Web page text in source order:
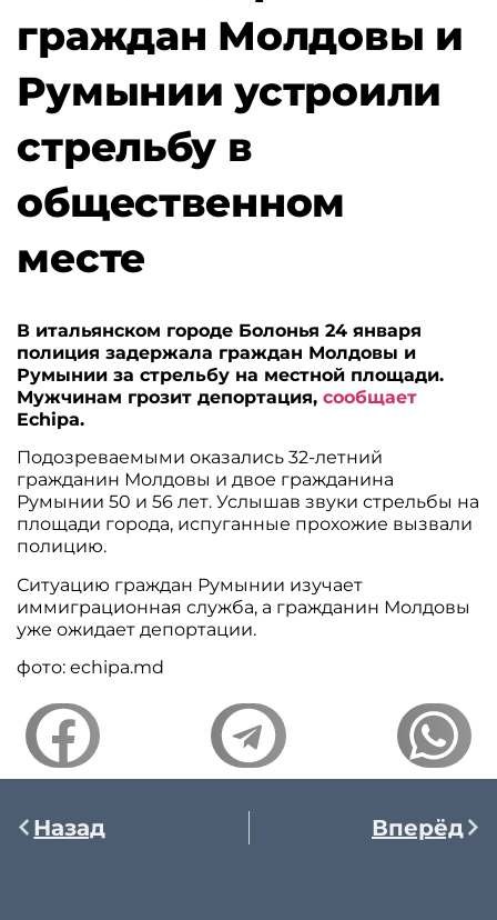
граждан Молдовы и
Румынии устроили
стрельбу в
общественном
месте
В итальянском городе Болонья 24 января
полиция задержала граждан Молдовы и
Румынии за стрельбу на местной площади.
Мужчинам грозит депортация,сообщает
Echipa.
Подозреваемыми оказались 32-летний
гражданин Молдовы и двое гражданина
Румынии 50 и 56 лет. Услышав звуки стрельбы на
площади города, испуганные прохожие вызвали
полицию.
Ситуацию граждан Румынии изучает
иммиграционная служба, а гражданин Молдовы
уже ожидает депортации.
фото: echipa.md
Назад Вперёд